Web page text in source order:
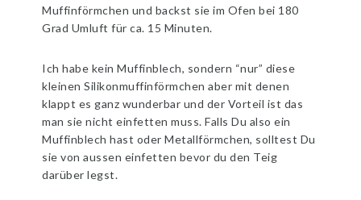
Muffinförmchen und backst sie im Ofen bei 180
Grad Umluft für ca. 15 Minuten.
Ich habe kein Muffinblech, sondern “nur” diese
kleinen Silikonmuffinförmchen aber mit denen
klappt es ganz wunderbar und der Vorteil ist das
man sie nicht einfetten muss. Falls Du also ein
Muffinblech hast oder Metallförmchen, solltest Du
sie von aussen einfetten bevor du den Teig
darüber legst.